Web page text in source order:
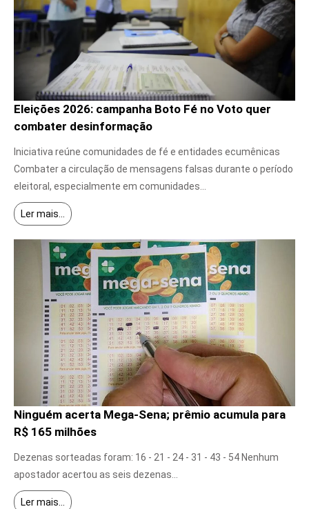
Eleições 2026: campanha Boto Fé no Voto quer
combater desinformação
Iniciativa reúne comunidades de fé e entidades ecumênicas
Combater a circulação de mensagens falsas durante o período
eleitoral, especialmente em comunidades...
Ler mais...
Ninguém acerta Mega-Sena; prêmio acumula para
R$ 165 milhões
Dezenas sorteadas foram: 16 - 21 - 24 - 31 - 43 - 54 Nenhum
apostador acertou as seis dezenas...
Ler mais...